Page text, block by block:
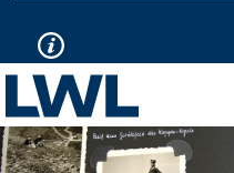
Vorherige